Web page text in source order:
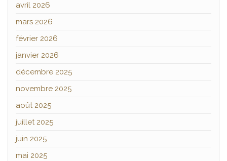
avril 2026
mars 2026
février 2026
janvier 2026
décembre 2025
novembre 2025
août 2025
juillet 2025
juin 2025
mai 2025